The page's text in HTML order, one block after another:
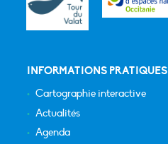
INFORMATIONS PRATIQUES
Cartographie interactive
Actualités
Agenda